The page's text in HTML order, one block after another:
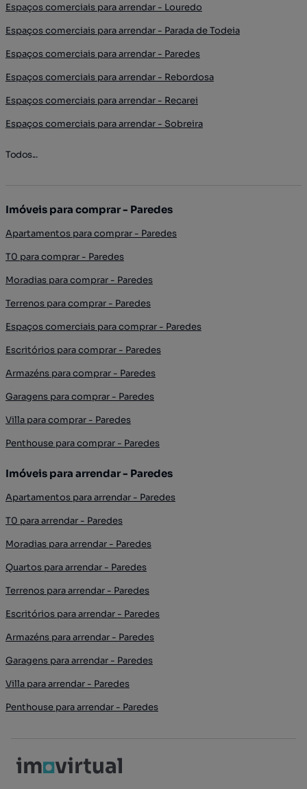
Espaços comerciais para arrendar - Louredo
Espaços comerciais para arrendar - Parada de Todeia
Espaços comerciais para arrendar - Paredes
Espaços comerciais para arrendar - Rebordosa
Espaços comerciais para arrendar - Recarei
Espaços comerciais para arrendar - Sobreira
Todos...
Imóveis para comprar - Paredes
Apartamentos para comprar - Paredes
T0 para comprar - Paredes
Moradias para comprar - Paredes
Terrenos para comprar - Paredes
Espaços comerciais para comprar - Paredes
Escritórios para comprar - Paredes
Armazéns para comprar - Paredes
Garagens para comprar - Paredes
Villa para comprar - Paredes
Penthouse para comprar - Paredes
Imóveis para arrendar - Paredes
Apartamentos para arrendar - Paredes
T0 para arrendar - Paredes
Moradias para arrendar - Paredes
Quartos para arrendar - Paredes
Terrenos para arrendar - Paredes
Escritórios para arrendar - Paredes
Armazéns para arrendar - Paredes
Garagens para arrendar - Paredes
Villa para arrendar - Paredes
Penthouse para arrendar - Paredes